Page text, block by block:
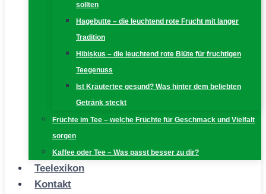
sollten
Hagebutte – die leuchtend rote Frucht mit langer
Tradition
Hibiskus – die leuchtend rote Blüte für fruchtigen
Teegenuss
Ist Kräutertee gesund? Was hinter dem beliebten
Getränk steckt
Früchte im Tee – welche Früchte für Geschmack und Vielfalt
sorgen
Kaffee oder Tee – Was passt besser zu dir?
Teelexikon
Kontakt